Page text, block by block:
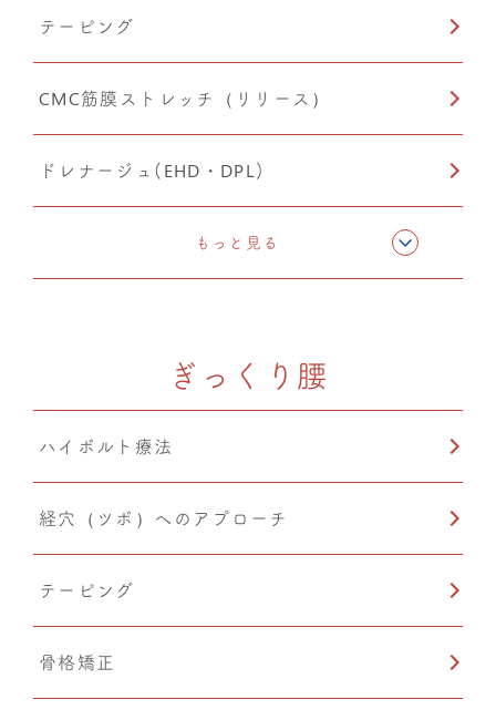
自律神経調整
O脚矯正
猫背矯正
テーピング
CMC筋膜ストレッチ（リリース）
ドレナージュ(EHD・DPL)
もっと見る
ぎっくり腰
ハイボルト療法
経穴（ツボ）へのアプローチ
テーピング
骨格矯正